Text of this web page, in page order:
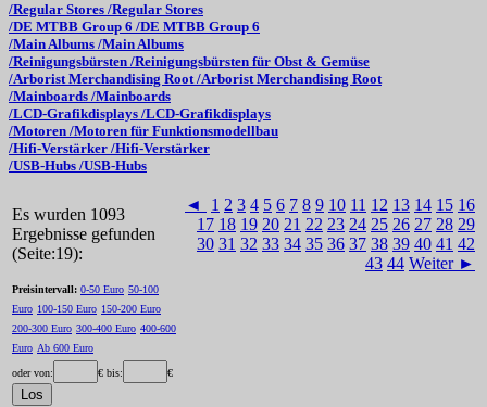
/Regular Stores /Regular Stores
/DE MTBB Group 6 /DE MTBB Group 6
/Main Albums /Main Albums
/Reinigungsbürsten /Reinigungsbürsten für Obst & Gemüse
/Arborist Merchandising Root /Arborist Merchandising Root
/Mainboards /Mainboards
/LCD-Grafikdisplays /LCD-Grafikdisplays
/Motoren /Motoren für Funktionsmodellbau
/Hifi-Verstärker /Hifi-Verstärker
/USB-Hubs /USB-Hubs
Es wurden 1093
Ergebnisse gefunden
(Seite:19):
◄ 1 2 3 4 5 6 7 8 9 10 11 12 13 14 15 16
17 18 19 20 21 22 23 24 25 26 27 28 29
30 31 32 33 34 35 36 37 38 39 40 41 42
43 44 Weiter ►
Preisintervall: 0-50 Euro 50-100
Euro 100-150 Euro 150-200 Euro
200-300 Euro 300-400 Euro 400-600
Euro Ab 600 Euro
oder von: € bis: €